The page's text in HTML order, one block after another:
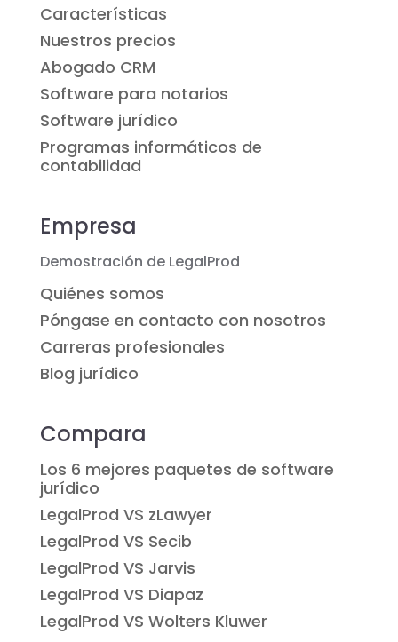
Características
Nuestros precios
Abogado CRM
Software para notarios
Software jurídico
Programas informáticos de
contabilidad
Empresa
Demostración de LegalProd
Quiénes somos
Póngase en contacto con nosotros
Carreras profesionales
Blog jurídico
Compara
Los 6 mejores paquetes de software
jurídico
LegalProd VS zLawyer
LegalProd VS Secib
LegalProd VS Jarvis
LegalProd VS Diapaz
LegalProd VS Wolters Kluwer